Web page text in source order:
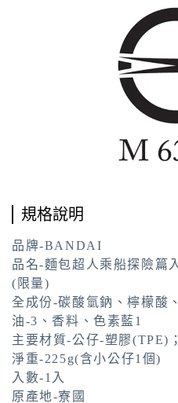
規格說明
品牌-BANDAI
品名-麵包超人乘船探險篇
(限量)
全成份-碳酸氫鈉、檸檬酸
油-3、香料、色素藍1
主要材質-公仔-塑膠(TPE)
淨重-225g(含小公仔1個)
入數-1入
原產地-寮國